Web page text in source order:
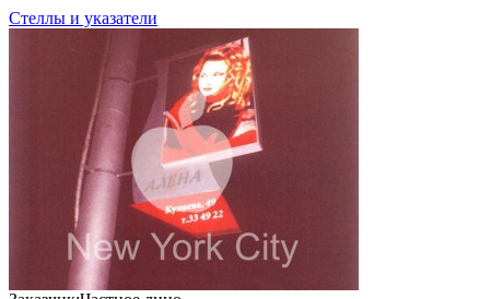
Стеллы и указатели